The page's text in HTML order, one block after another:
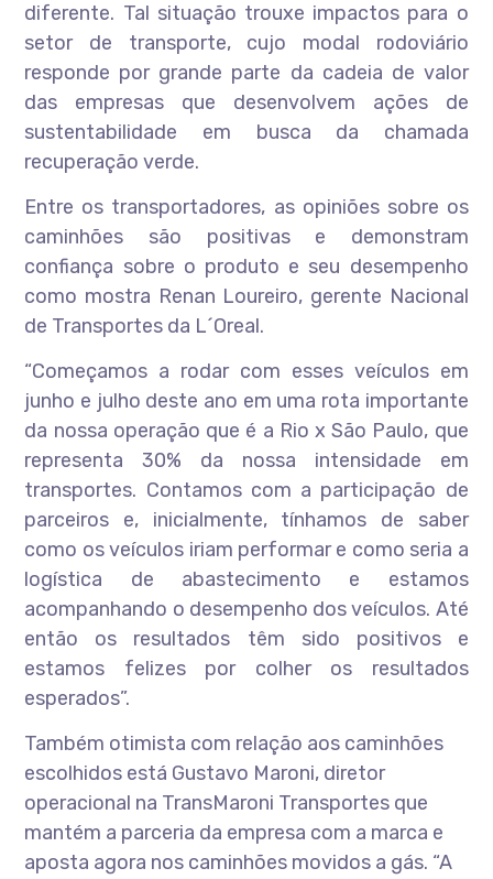
diferente. Tal situação trouxe impactos para o
setor de transporte, cujo modal rodoviário
responde por grande parte da cadeia de valor
das empresas que desenvolvem ações de
sustentabilidade em busca da chamada
recuperação verde.
Entre os transportadores, as opiniões sobre os
caminhões são positivas e demonstram
confiança sobre o produto e seu desempenho
como mostra Renan Loureiro, gerente Nacional
de Transportes da L´Oreal.
“Começamos a rodar com esses veículos em
junho e julho deste ano em uma rota importante
da nossa operação que é a Rio x São Paulo, que
representa 30% da nossa intensidade em
transportes. Contamos com a participação de
parceiros e, inicialmente, tínhamos de saber
como os veículos iriam performar e como seria a
logística de abastecimento e estamos
acompanhando o desempenho dos veículos. Até
então os resultados têm sido positivos e
estamos felizes por colher os resultados
esperados”.
Também otimista com relação aos caminhões
escolhidos está Gustavo Maroni, diretor
operacional na TransMaroni Transportes que
mantém a parceria da empresa com a marca e
aposta agora nos caminhões movidos a gás. “A